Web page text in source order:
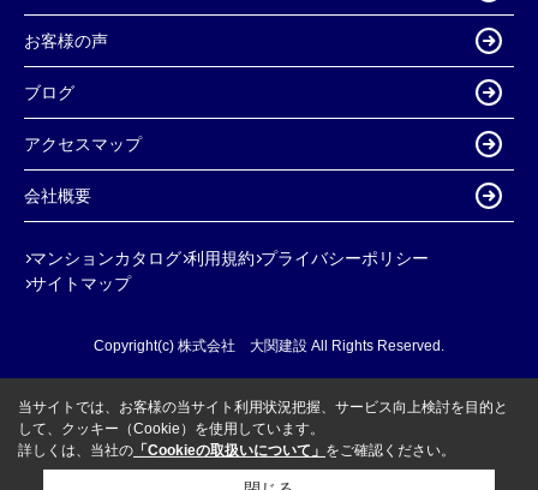
お客様の声
ブログ
アクセスマップ
会社概要
マンションカタログ 利用規約 プライバシーポリシー
サイトマップ
Copyright(c) 株式会社 大関建設 All Rights Reserved.
当サイトでは、お客様の当サイト利用状況把握、サービス向上検討を目的と
して、クッキー（Cookie）を使用しています。
詳しくは、当社の 「Cookieの取扱いについて」 をご確認ください。